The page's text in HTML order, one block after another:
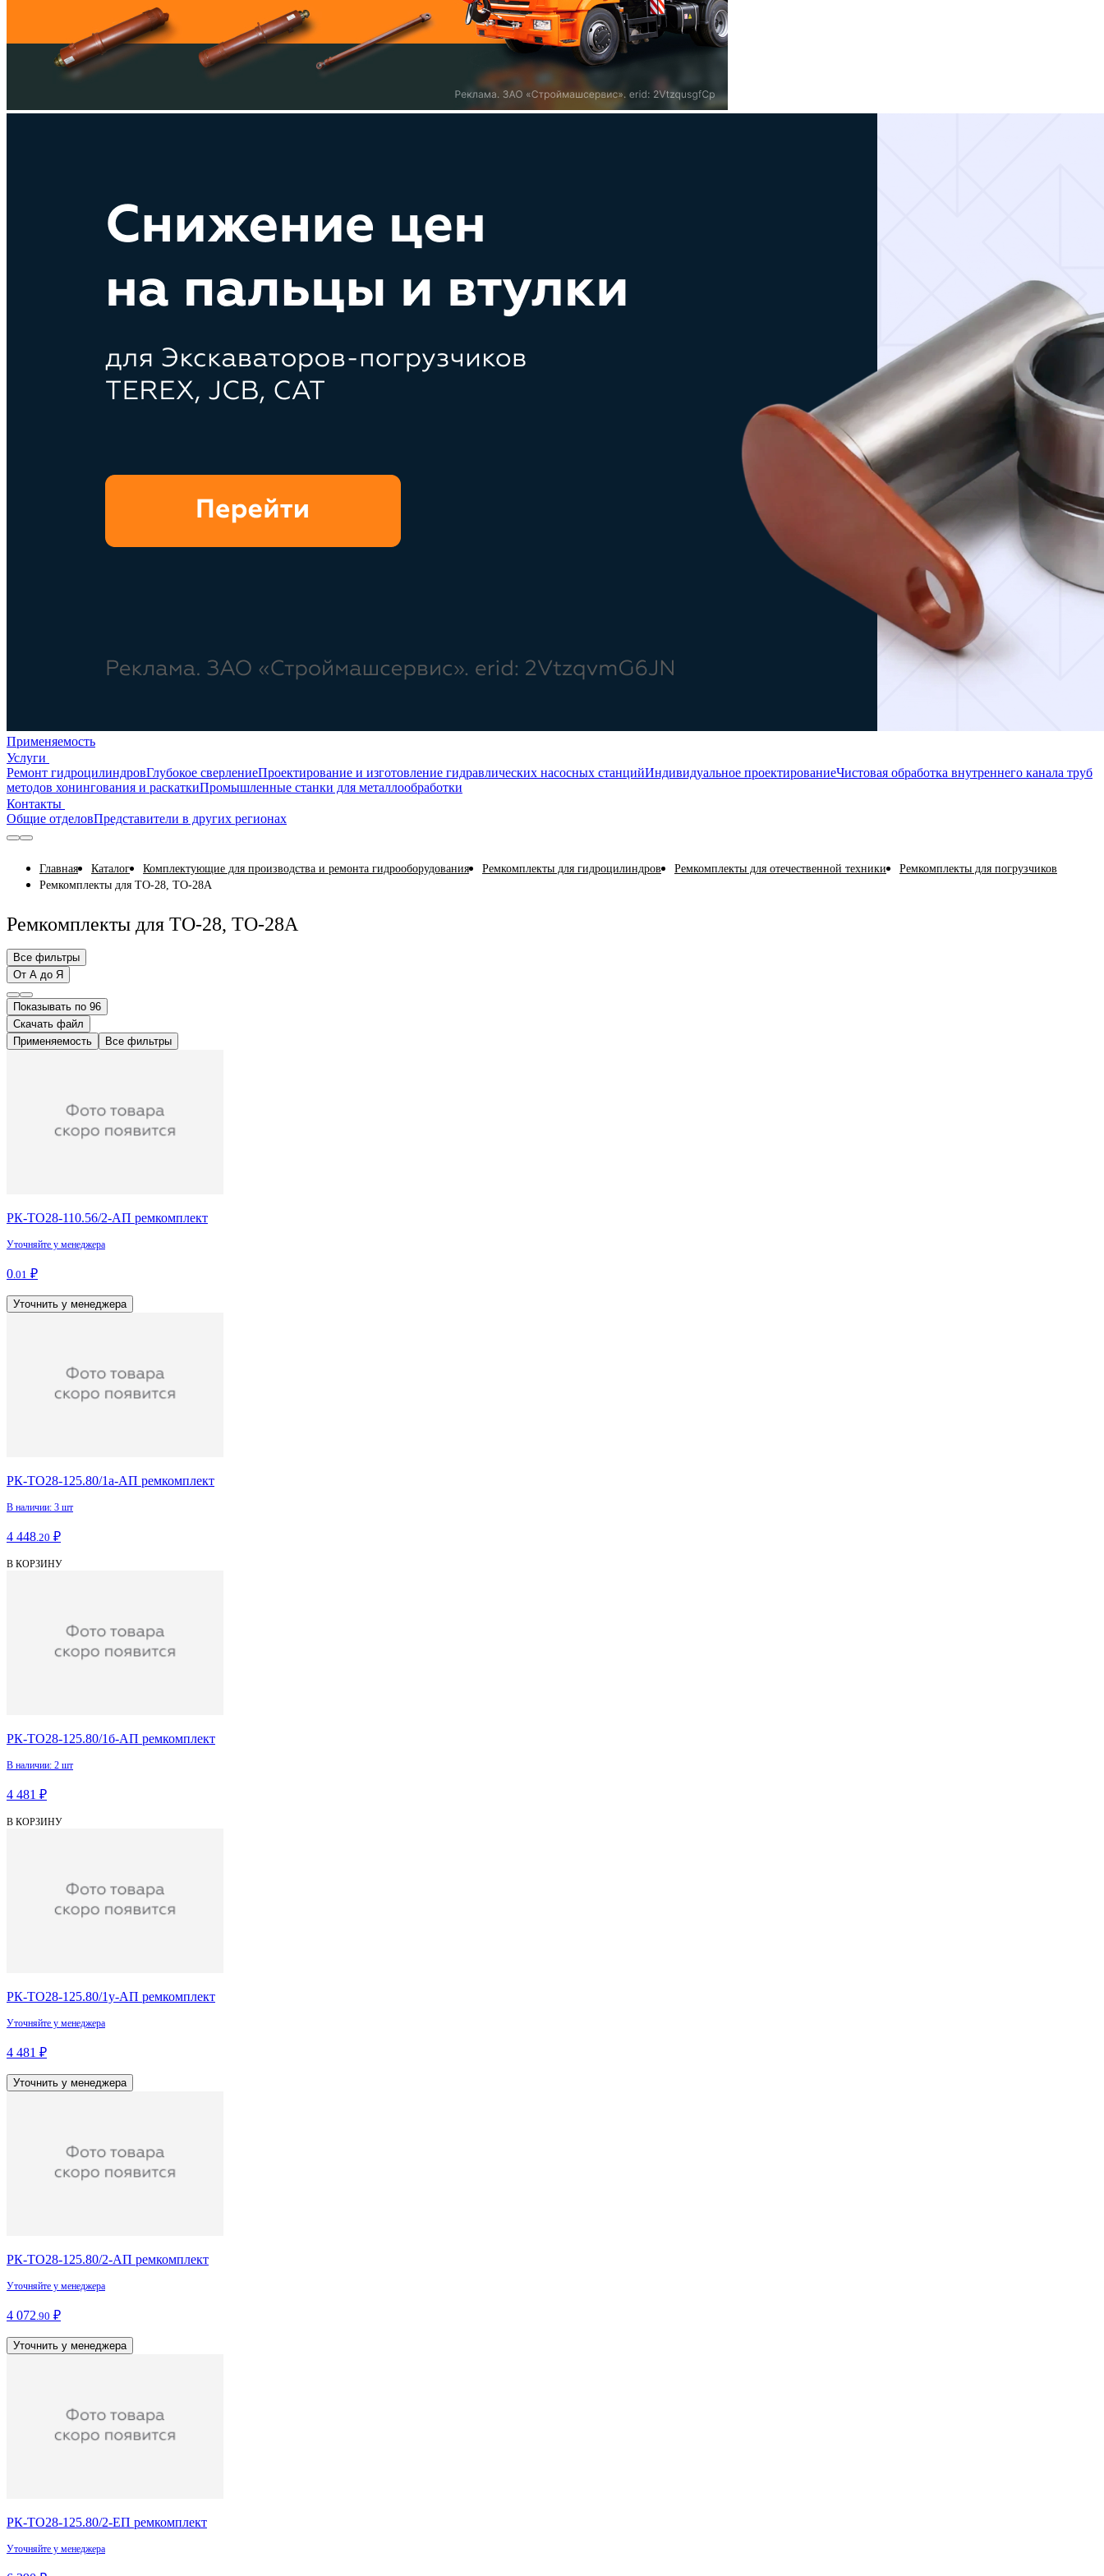
Применяемость
Услуги
Ремонт гидроцилиндровГлубокое сверлениеПроектирование и изготовление гидравлических насосных станцийИндивидуальное проектированиеЧистовая обработка внутреннего канала труб
методов хонингования и раскаткиПромышленные станки для металлообработки
Контакты
Общие отделовПредставители в других регионах
Главная Каталог Комплектующие для производства и ремонта гидрооборудования Ремкомплекты для гидроцилиндров Ремкомплекты для отечественной техники
Ремкомплекты для погрузчиков
Ремкомплекты для ТО-28, ТО-28А
Ремкомплекты для ТО-28, ТО-28А
Все фильтры
От А до Я
Показывать по 96
Скачать файл
Применяемость
Все фильтры
РК-ТО28-110.56/2-АП ремкомплект
Уточняйте у менеджера
0.01 ₽
Уточнить у менеджера
РК-ТО28-125.80/1а-АП ремкомплект
В наличии: 3 шт
4 448.20 ₽
В КОРЗИНУ
РК-ТО28-125.80/1б-АП ремкомплект
В наличии: 2 шт
4 481 ₽
В КОРЗИНУ
РК-ТО28-125.80/1у-АП ремкомплект
Уточняйте у менеджера
4 481 ₽
Уточнить у менеджера
РК-ТО28-125.80/2-АП ремкомплект
Уточняйте у менеджера
4 072.90 ₽
Уточнить у менеджера
РК-ТО28-125.80/2-ЕП ремкомплект
Уточняйте у менеджера